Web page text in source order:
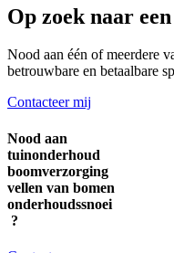
Op zoek naar
Nood aan één of meerdere
betrouwbare en betaalbare
Contacteer mij
Nood aan
tuinonderhoud
boomverzorging
vellen van bomen
onderhoudssnoei
?